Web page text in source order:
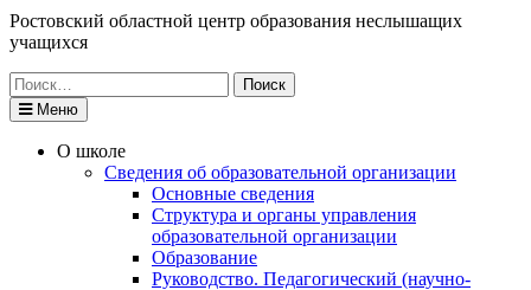
Ростовский областной центр образования неслышащих
учащихся
Искать:
Меню
О школе
Сведения об образовательной организации
Основные сведения
Структура и органы управления
образовательной организации
Образование
Руководство. Педагогический (научно-